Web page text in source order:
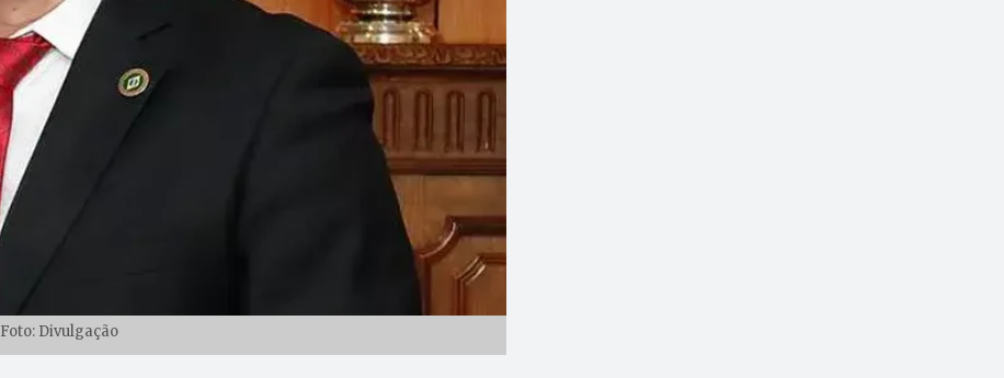
Foto: Divulgação